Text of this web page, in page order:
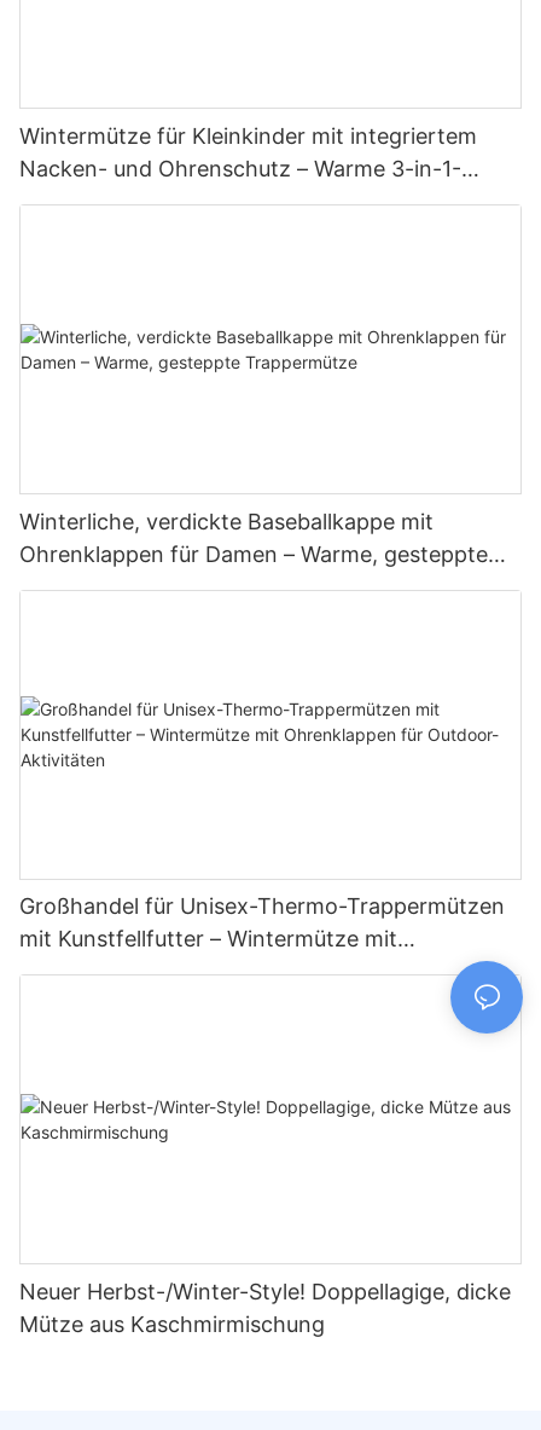
Wintermütze für Kleinkinder mit integriertem
Nacken- und Ohrenschutz – Warme 3-in-1-
Babymütze im Trapper-Stil
Winterliche, verdickte Baseballkappe mit
Ohrenklappen für Damen – Warme, gesteppte
Trappermütze
Großhandel für Unisex-Thermo-Trappermützen
mit Kunstfellfutter – Wintermütze mit
Ohrenklappen für Outdoor-Aktivitäten
Neuer Herbst-/Winter-Style! Doppellagige, dicke
Mütze aus Kaschmirmischung